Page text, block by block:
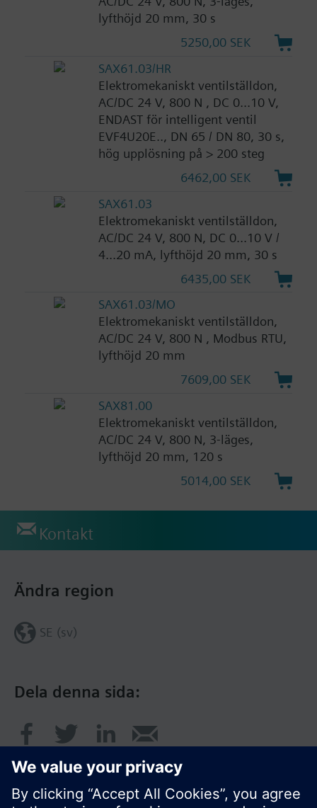
lyfthöjd 20 mm, 30 s
5250,00 SEK
SAX61.03/HR
Elektromekaniskt ventilställdon,
AC/DC 24 V, 800 N , DC 0...10 V,
ENDAST för intelligent ventil
EVF4U20E.., DN 65 / DN 80, 30 s,
hög upplösning på > 200 steg
6462,00 SEK
SAX61.03
Elektromekaniskt ventilställdon,
AC/DC 24 V, 800 N, DC 0...10 V /
4...20 mA, lyfthöjd 20 mm, 30 s
6435,00 SEK
SAX61.03/MO
Elektromekaniskt ventilställdon,
AC/DC 24 V, 800 N , Modbus RTU,
lyfthöjd 20 mm
7609,00 SEK
SAX81.00
Elektromekaniskt ventilställdon,
AC/DC 24 V, 800 N, 3-läges,
lyfthöjd 20 mm, 120 s
5014,00 SEK
Kontakt
Dela denna sida:
Ändra region
SE (sv)